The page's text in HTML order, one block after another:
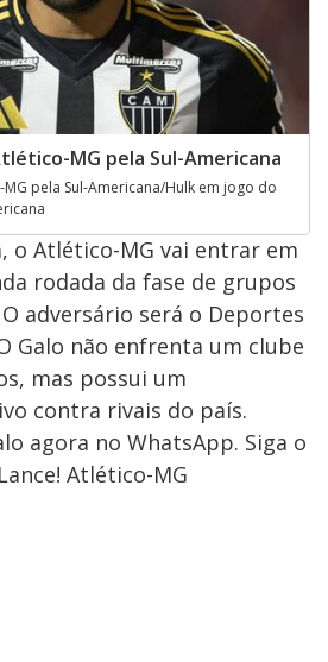
MG pela Sul-Americana
pela Sul-Americana/Hulk em jogo do
o Atlético-MG vai entrar em
rodada da fase de grupos
adversário será o Deportes
Galo não enfrenta um clube
mas possui um
contra rivais do país.
agora no WhatsApp. Siga o
Atlético-MG